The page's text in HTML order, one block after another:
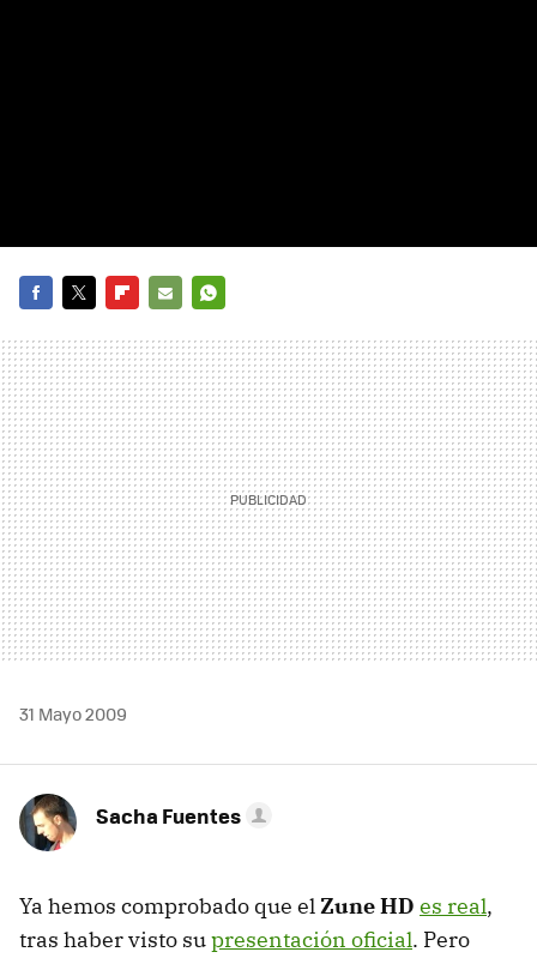
MAIL
31 Mayo 2009
Sacha Fuentes
Ya hemos comprobado que elZune HD es real,
tras haber visto supresentación oficial. Pero